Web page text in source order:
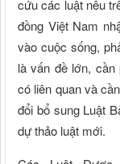
cứu các luật nêu
đồng Việt Nam
vào cuộc sống,
là vấn đề lớn,
có liên quan và
đổi bổ sung Luật
dự thảo luật mới.